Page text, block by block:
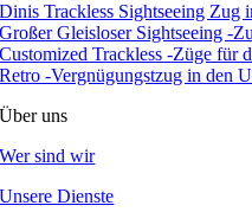
Dinis Trackless Sightseeing Zug
Großer Gleisloser Sightseeing -
Customized Trackless -Züge für
Retro -Vergnügungstzug in den
Über uns
Wer sind wir
Unsere Dienste